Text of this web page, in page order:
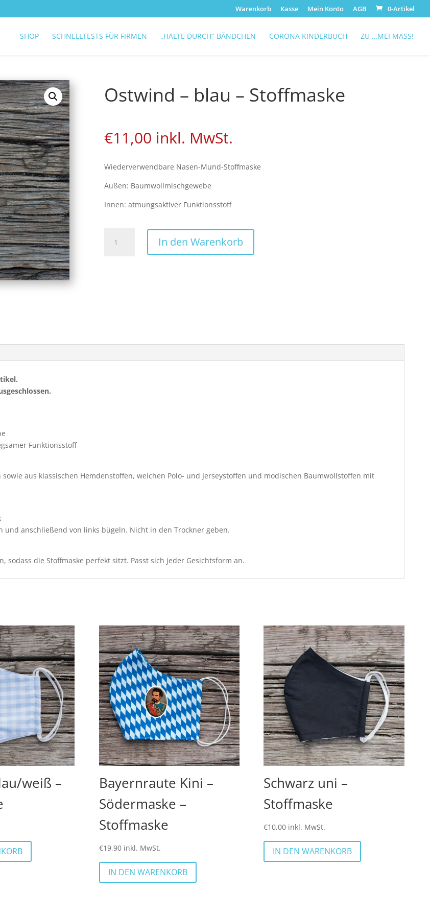
Warenkorb Kasse Mein Konto AGB 0-Artikel
SHOP SCHNELLTESTS FÜR FIRMEN „HALTE DURCH“-BÄNDCHEN CORONA KINDERBUCH ZU …MEI MASS!
Ostwind – blau – Stoffmaske
€11,00 inkl. MwSt.
Wiederverwendbare Nasen-Mund-Stoffmaske
Außen: Baumwollmischgewebe
Innen: atmungsaktiver Funktionsstoff
In den Warenkorb
Funktionsstoff
aus klassischen Hemdenstoffen, weichen Polo- und Jerseystoffen und modischen Baumwollstoffen mit
und anschließend von links bügeln. Nicht in den Trockner geben.
die Stoffmaske perfekt sitzt. Passt sich jeder Gesichtsform an.
weiß –
Bayernraute Kini –
Södermaske –
Stoffmaske
€19,90 inkl. MwSt.
IN DEN WARENKORB
Schwarz uni –
Stoffmaske
€10,00 inkl. MwSt.
IN DEN WARENKORB